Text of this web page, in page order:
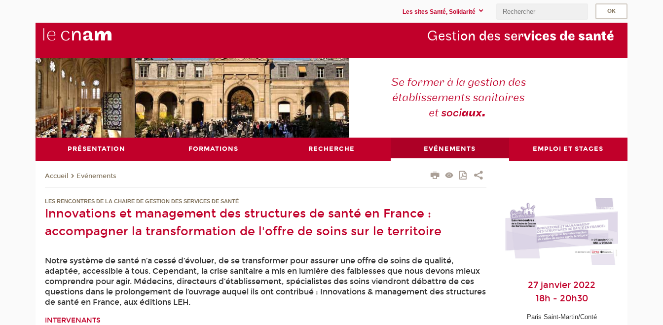
Les sites Santé, Solidarité
Gestion des services de santé
Se former à la gestion des
établissements sanitaires
etsociaux.
PRÉSENTATION FORMATIONS RECHERCHE EVÉNEMENTS EMPLOI ET STAGES
Accueil Evénements
LES RENCONTRES DE LA CHAIRE DE GESTION DES SERVICES DE SANTÉ
Innovations et management des structures de santé en France :
accompagner la transformation de l'offre de soins sur le territoire
Notre système de santé n’a cessé d’évoluer, de se transformer pour assurer une offre de soins de qualité,
adaptée, accessible à tous. Cependant, la crise sanitaire a mis en lumière des faiblesses que nous devons mieux
comprendre pour agir. Médecins, directeurs d’établissement, spécialistes des soins viendront débattre de ces
questions dans le prolongement de l’ouvrage auquel ils ont contribué : Innovations & management des structures
de santé en France, aux éditions LEH.
INTERVENANTS
27 janvier 2022
18h - 20h30
Paris Saint-Martin/Conté